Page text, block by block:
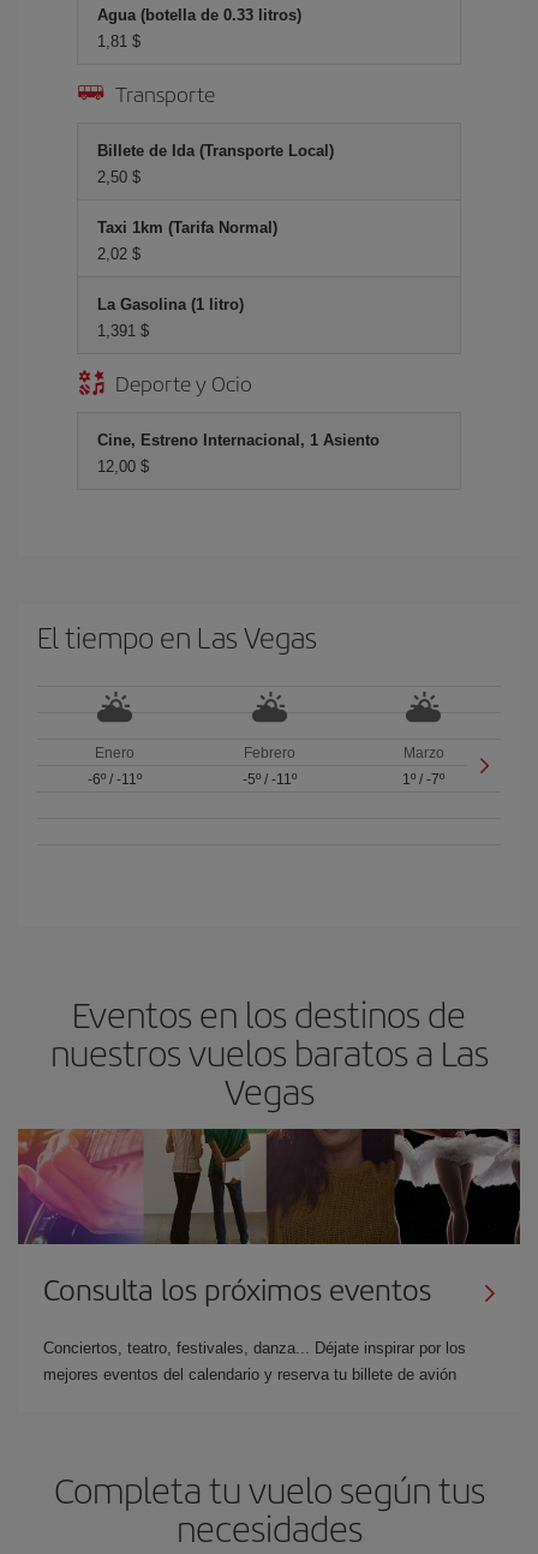
Agua (botella de 0.33 litros)
1,81 $
Transporte
Billete de Ida (Transporte Local)
2,50 $
Taxi 1km (Tarifa Normal)
2,02 $
La Gasolina (1 litro)
1,391 $
Deporte y Ocio
Cine, Estreno Internacional, 1 Asiento
12,00 $
El tiempo en Las Vegas
Enero
-6º/ -11º
Febrero
-5º/ -11º
Marzo
1º /-7º
Eventos en los destinos de
nuestros vuelos baratos a Las
Vegas
Consulta los próximos eventos
Conciertos, teatro, festivales, danza... Déjate inspirar por los
mejores eventos del calendario y reserva tu billete de avión
Completa tu vuelo según tus
necesidades